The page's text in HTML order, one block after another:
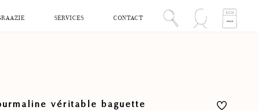
SERVICES CONTACT
véritable baguette